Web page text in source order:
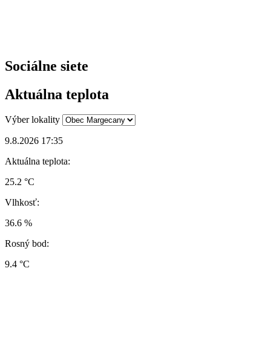
Sociálne siete
Aktuálna teplota
Výber lokality
9.8.2026 17:35
Aktuálna teplota:
25.2 °C
Vlhkosť:
36.6 %
Rosný bod:
9.4 °C